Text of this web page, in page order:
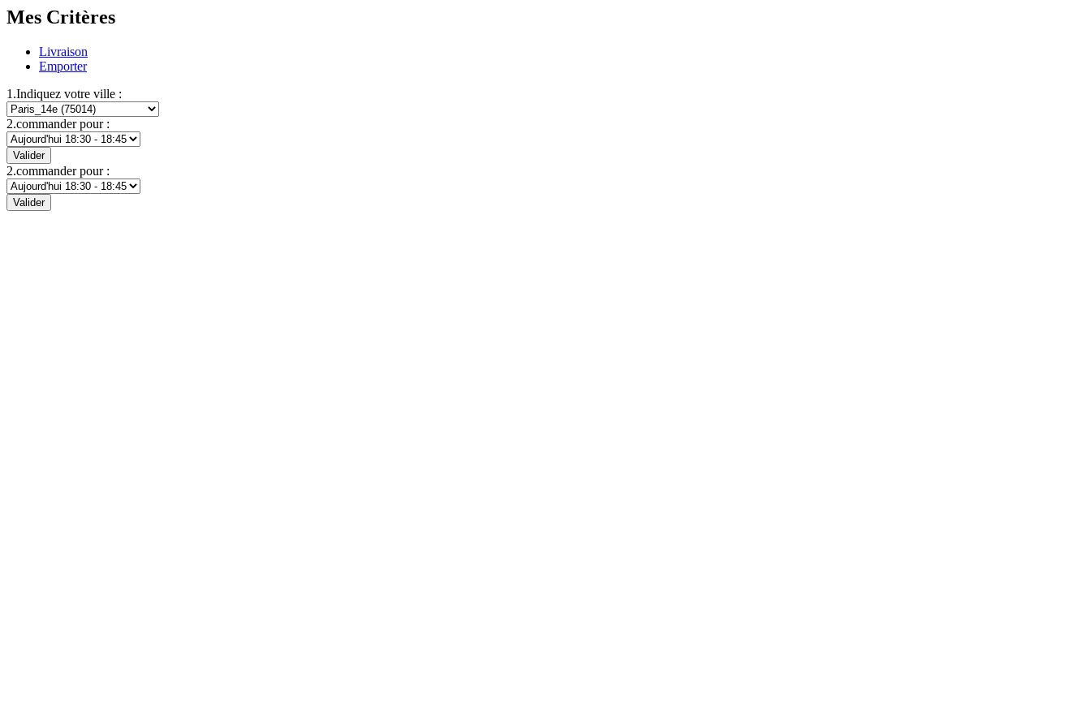
Mes Critères
Livraison
Emporter
1.Indiquez votre ville :
2.commander pour :
Valider
2.commander pour :
Valider